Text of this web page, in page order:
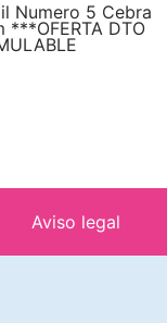
Numero 5 Cebra
***OFERTA DTO
Aviso legal